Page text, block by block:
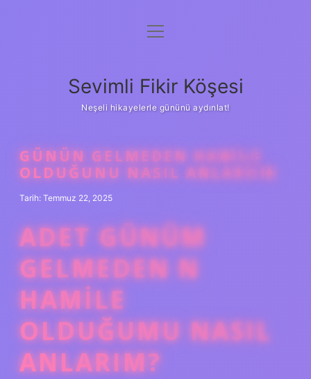
Anasayfa
Yasal Uyarı
menüyü
Sevimli Fikir Köşesi
Neşeli hikayelerle gününü aydınlat!
GÜNÜN GELMEDEN HAMILE
OLDUĞUNU NASIL ANLARSIN
Tarih: Temmuz 22, 2025
ADET GÜNÜM
GELMEDEN N
HAMILE
OLDUĞUMU NASIL
ANLARIM?